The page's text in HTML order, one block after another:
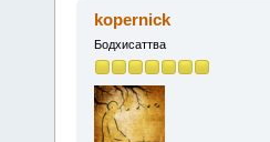
kopernick
Бодхисаттва